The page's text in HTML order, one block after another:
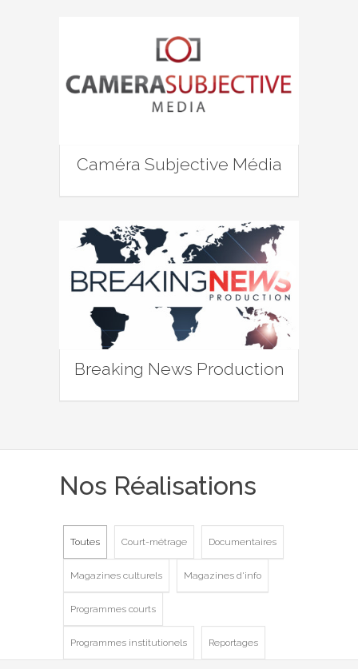
Caméra Subjective Média
Breaking News Production
Nos Réalisations
Toutes Court-métrage Documentaires
Magazines culturels Magazines d'info
Programmes courts
Programmes institutionels Reportages